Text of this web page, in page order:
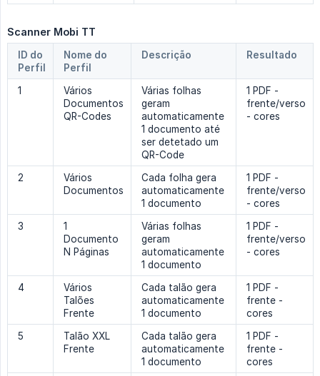
Scanner Mobi TT
ID do
Perfil
Nome do
Perfil
Descrição Resultado
1
Vários
Documentos
QR-Codes
Várias folhas
geram
automaticamente
1 documento até
ser detetado um
QR-Code
1 PDF -
frente/verso
- cores
2
Vários
Documentos
Cada folha gera
automaticamente
1 documento
1 PDF -
frente/verso
- cores
3
1
Documento
N Páginas
Várias folhas
geram
automaticamente
1 documento
1 PDF -
frente/verso
- cores
4
Vários
Talões
Frente
Cada talão gera
automaticamente
1 documento
1 PDF -
frente -
cores
5
Talão XXL
Frente
Cada talão gera
automaticamente
1 documento
1 PDF -
frente -
cores